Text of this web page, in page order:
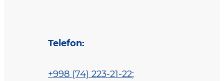
Telefon:
+998 (74) 223-21-22;